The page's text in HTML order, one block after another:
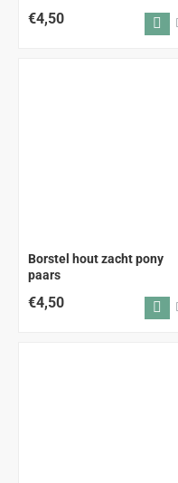
€4,50
Borstel hout zacht pony
paars
€4,50